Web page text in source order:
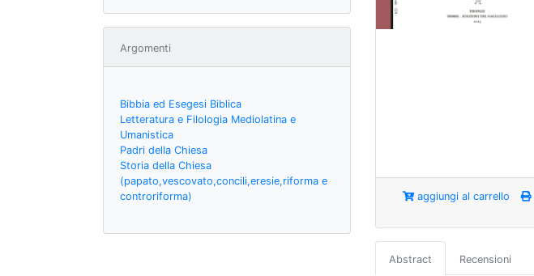
Argomenti
Bibbia ed Esegesi Biblica
Letteratura e Filologia Mediolatina e
Umanistica
Padri della Chiesa
Storia della Chiesa
(papato,vescovato,concili,eresie,riforma e
controriforma)
aggiungi al carrello
Abstract Recensioni